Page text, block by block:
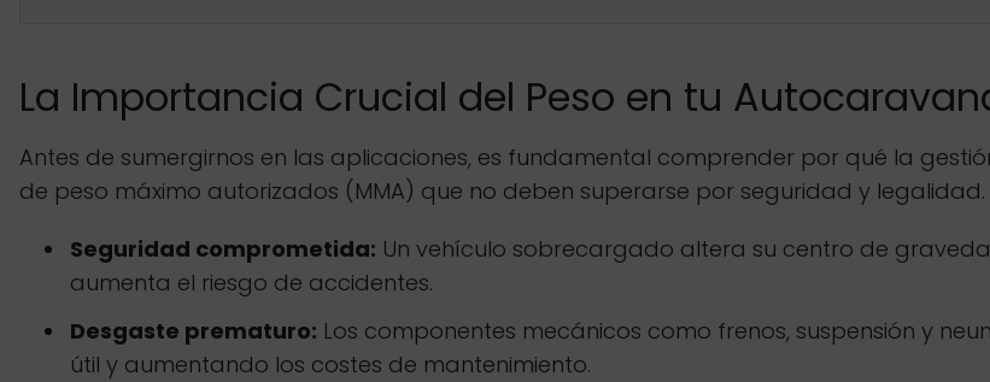
La Importancia Crucial del Peso en tu
Antes de sumergirnos en las aplicaciones, es fundamental comprender por qué la
de peso máximo autorizados (MMA) que no deben superarse por seguridad y
Seguridad comprometida: Un vehículo sobrecargado altera su centro de
aumenta el riesgo de accidentes.
Desgaste prematuro: Los componentes mecánicos como frenos, suspensión y
útil y aumentando los costes de mantenimiento.